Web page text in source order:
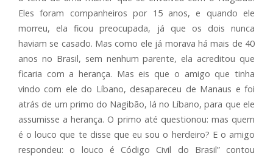
Eles foram companheiros por 15 anos, e quando ele
morreu, ela ficou preocupada, já que os dois nunca
haviam se casado. Mas como ele já morava há mais de 40
anos no Brasil, sem nenhum parente, ela acreditou que
ficaria com a herança. Mas eis que o amigo que tinha
vindo com ele do Líbano, desapareceu de Manaus e foi
atrás de um primo do Nagibão, lá no Líbano, para que ele
assumisse a herança. O primo até questionou: mas quem
é o louco que te disse que eu sou o herdeiro? E o amigo
respondeu: o louco é Código Civil do Brasil” contou